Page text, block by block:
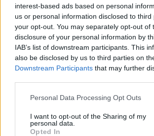
interest-based ads based on personal
us or personal information disclosed to
your opt-out. You may separately opt-out of
disclosure of your personal information by
IAB’s list of downstream participants. This
also be disclosed by us to third parties on
Downstream Participants that may further
Personal Data Processing Opt Outs
I want to opt-out of the Sharing of my
personal data.
Opted In